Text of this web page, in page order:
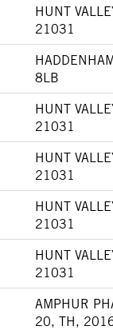
HUNT
21031
8LB
HUNT
21031
HUNT
21031
HUNT
21031
HUNT
21031
AMPHUR
20, TH,